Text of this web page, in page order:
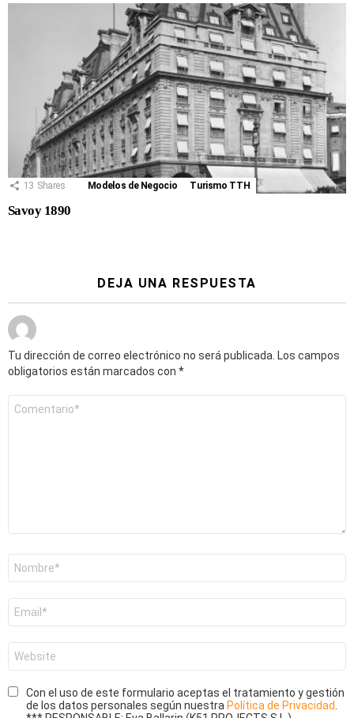
13 Shares Modelos de Negocio Turismo TTH
Savoy 1890
DEJA UNA RESPUESTA
Tu dirección de correo electrónico no será publicada. Los campos
obligatorios están marcados con *
electrónico
*
Con el uso de este formulario aceptas el tratamiento y gestión
de los datos personales según nuestra Política de Privacidad